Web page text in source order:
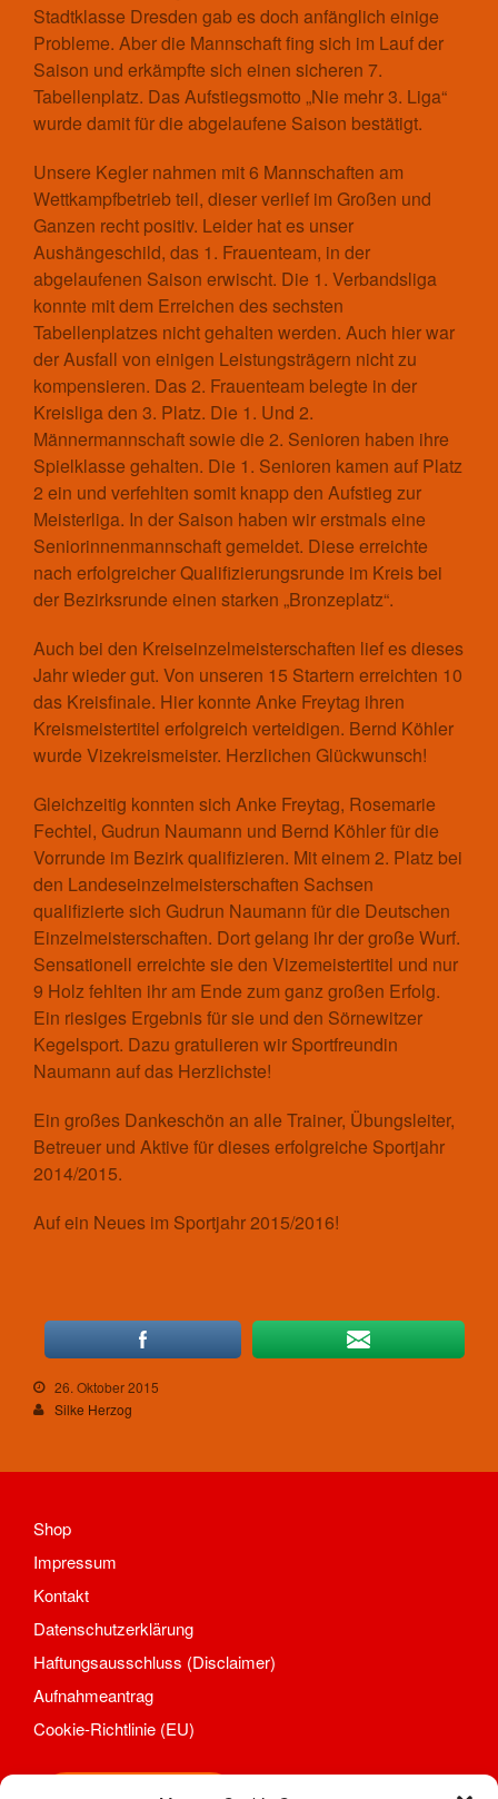
Impressum
Kontakt
Datenschutzerklärung
Haftungsausschluss
Aufnahmeantrag
Cookie-Richtlinie (EU)
Stadtklasse Dresden gab es doch anfänglich einige
Probleme. Aber die Mannschaft fing sich im Lauf der
Saison und erkämpfte sich einen sicheren 7.
Tabellenplatz. Das Aufstiegsmotto „Nie mehr 3. Liga“
wurde damit für die abgelaufene Saison bestätigt.
Unsere Kegler nahmen mit 6 Mannschaften am
Wettkampfbetrieb teil, dieser verlief im Großen und
Ganzen recht positiv. Leider hat es unser
Aushängeschild, das 1. Frauenteam, in der
abgelaufenen Saison erwischt. Die 1. Verbandsliga
konnte mit dem Erreichen des sechsten
Tabellenplatzes nicht gehalten werden. Auch hier war
der Ausfall von einigen Leistungsträgern nicht zu
kompensieren. Das 2. Frauenteam belegte in der
Kreisliga den 3. Platz. Die 1. Und 2.
Männermannschaft sowie die 2. Senioren haben ihre
Spielklasse gehalten. Die 1. Senioren kamen auf Platz
2 ein und verfehlten somit knapp den Aufstieg zur
Meisterliga. In der Saison haben wir erstmals eine
Seniorinnenmannschaft gemeldet. Diese erreichte
nach erfolgreicher Qualifizierungsrunde im Kreis bei
der Bezirksrunde einen starken „Bronzeplatz“.
Auch bei den Kreiseinzelmeisterschaften lief es dieses
Jahr wieder gut. Von unseren 15 Startern erreichten 10
das Kreisfinale. Hier konnte Anke Freytag ihren
Kreismeistertitel erfolgreich verteidigen. Bernd Köhler
wurde Vizekreismeister. Herzlichen Glückwunsch!
Gleichzeitig konnten sich Anke Freytag, Rosemarie
Fechtel, Gudrun Naumann und Bernd Köhler für die
Vorrunde im Bezirk qualifizieren. Mit einem 2. Platz bei
den Landeseinzelmeisterschaften Sachsen
qualifizierte sich Gudrun Naumann für die Deutschen
Einzelmeisterschaften. Dort gelang ihr der große Wurf.
Sensationell erreichte sie den Vizemeistertitel und nur
9 Holz fehlten ihr am Ende zum ganz großen Erfolg.
Ein riesiges Ergebnis für sie und den Sörnewitzer
Kegelsport. Dazu gratulieren wir Sportfreundin
Naumann auf das Herzlichste!
Ein großes Dankeschön an alle Trainer, Übungsleiter,
Betreuer und Aktive für dieses erfolgreiche Sportjahr
2014/2015.
Auf ein Neues im Sportjahr 2015/2016!
26. Oktober 2015
Silke Herzog
Shop
Impressum
Kontakt
Datenschutzerklärung
Haftungsausschluss (Disclaimer)
Aufnahmeantrag
Cookie-Richtlinie (EU)